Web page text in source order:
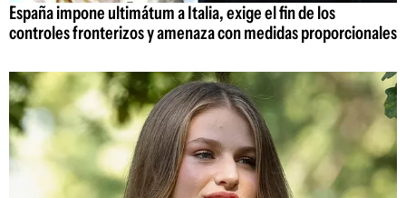
España impone ultimátum a Italia, exige el fin de los
controles fronterizos y amenaza con medidas proporcionales